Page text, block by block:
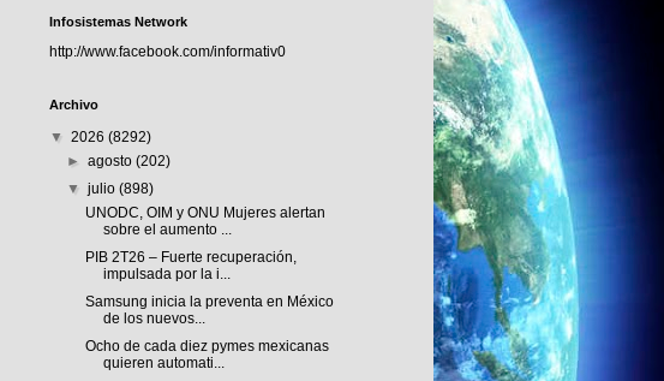
Infosistemas Network
http://www.facebook.com/informativ0
Archivo
▼ 2026 (8292)
►agosto(202)
▼julio(898)
UNODC, OIM y ONU Mujeres alertan
sobre el aumento ...
PIB 2T26 – Fuerte recuperación,
impulsada por la i...
Samsung inicia la preventa en México
de los nuevos...
Ocho de cada diez pymes mexicanas
quieren automati...